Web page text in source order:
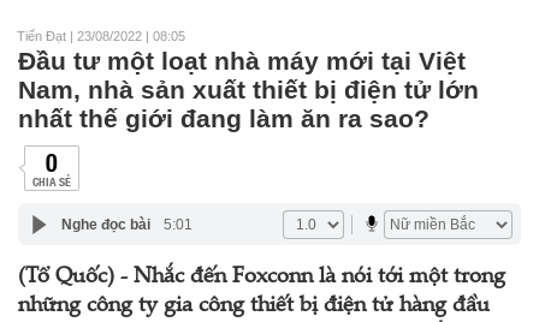
Tiến Đạt | 23/08/2022 | 08:05
Đầu tư một loạt nhà máy mới tại Việt
Nam, nhà sản xuất thiết bị điện tử lớn
nhất thế giới đang làm ăn ra sao?
0
CHIA SẺ
Nghe đọc bài 5:01
(Tổ Quốc) - Nhắc đến Foxconn là nói tới một trong
những công ty gia công thiết bị điện tử hàng đầu